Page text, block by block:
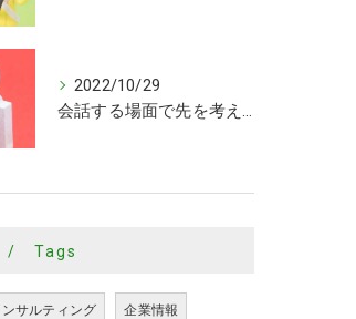
2022/10/29
会話する場面で先を考えながら会話するきっかけを頂けました
Tags
ンサルティング 企業情報